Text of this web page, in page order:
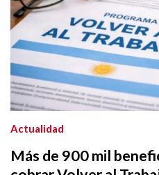
Más de 900 mil
Actualidad